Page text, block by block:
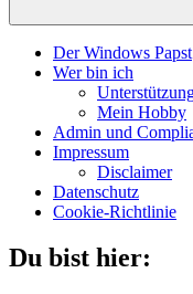
Der Windows Papst
Wer bin ich
Mein Hobby
Admin und
Impressum
Disclaimer
Datenschutz
Cookie-Richtlinie
Du bist hier: